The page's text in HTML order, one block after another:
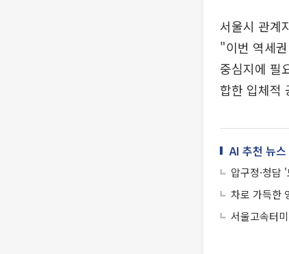
서울시 관계
"이번 역세
중심지에 필
합한 입체적
AI 추천 뉴스
압구정·청
차로 가득한
서울고속터